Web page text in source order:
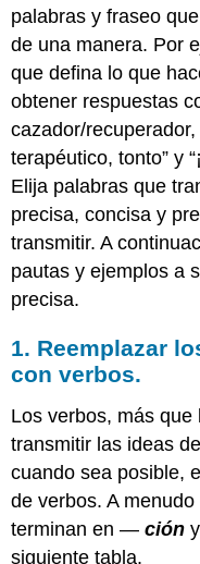
palabras y fraseo
de una manera. Por
que defina lo que
obtener respuestas
cazador/
terapéutico, tonto” y
Elija palabras que
precisa, concisa y
transmitir. A
pautas y ejemplos a
precisa.
1. Reemplazar
con verbos.
Los verbos, más
transmitir las ideas
cuando sea posible,
de verbos. A
terminan en —ción
siguiente tabla.